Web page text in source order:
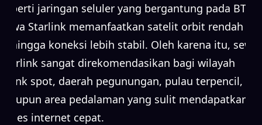
seperti jaringan seluler yang bergantung pada BTS,
sewa Starlink memanfaatkan satelit orbit rendah
sehingga koneksi lebih stabil. Oleh karena itu, sewa
Starlink sangat direkomendasikan bagi wilayah
blank spot, daerah pegunungan, pulau terpencil,
maupun area pedalaman yang sulit mendapatkan
akses internet cepat.